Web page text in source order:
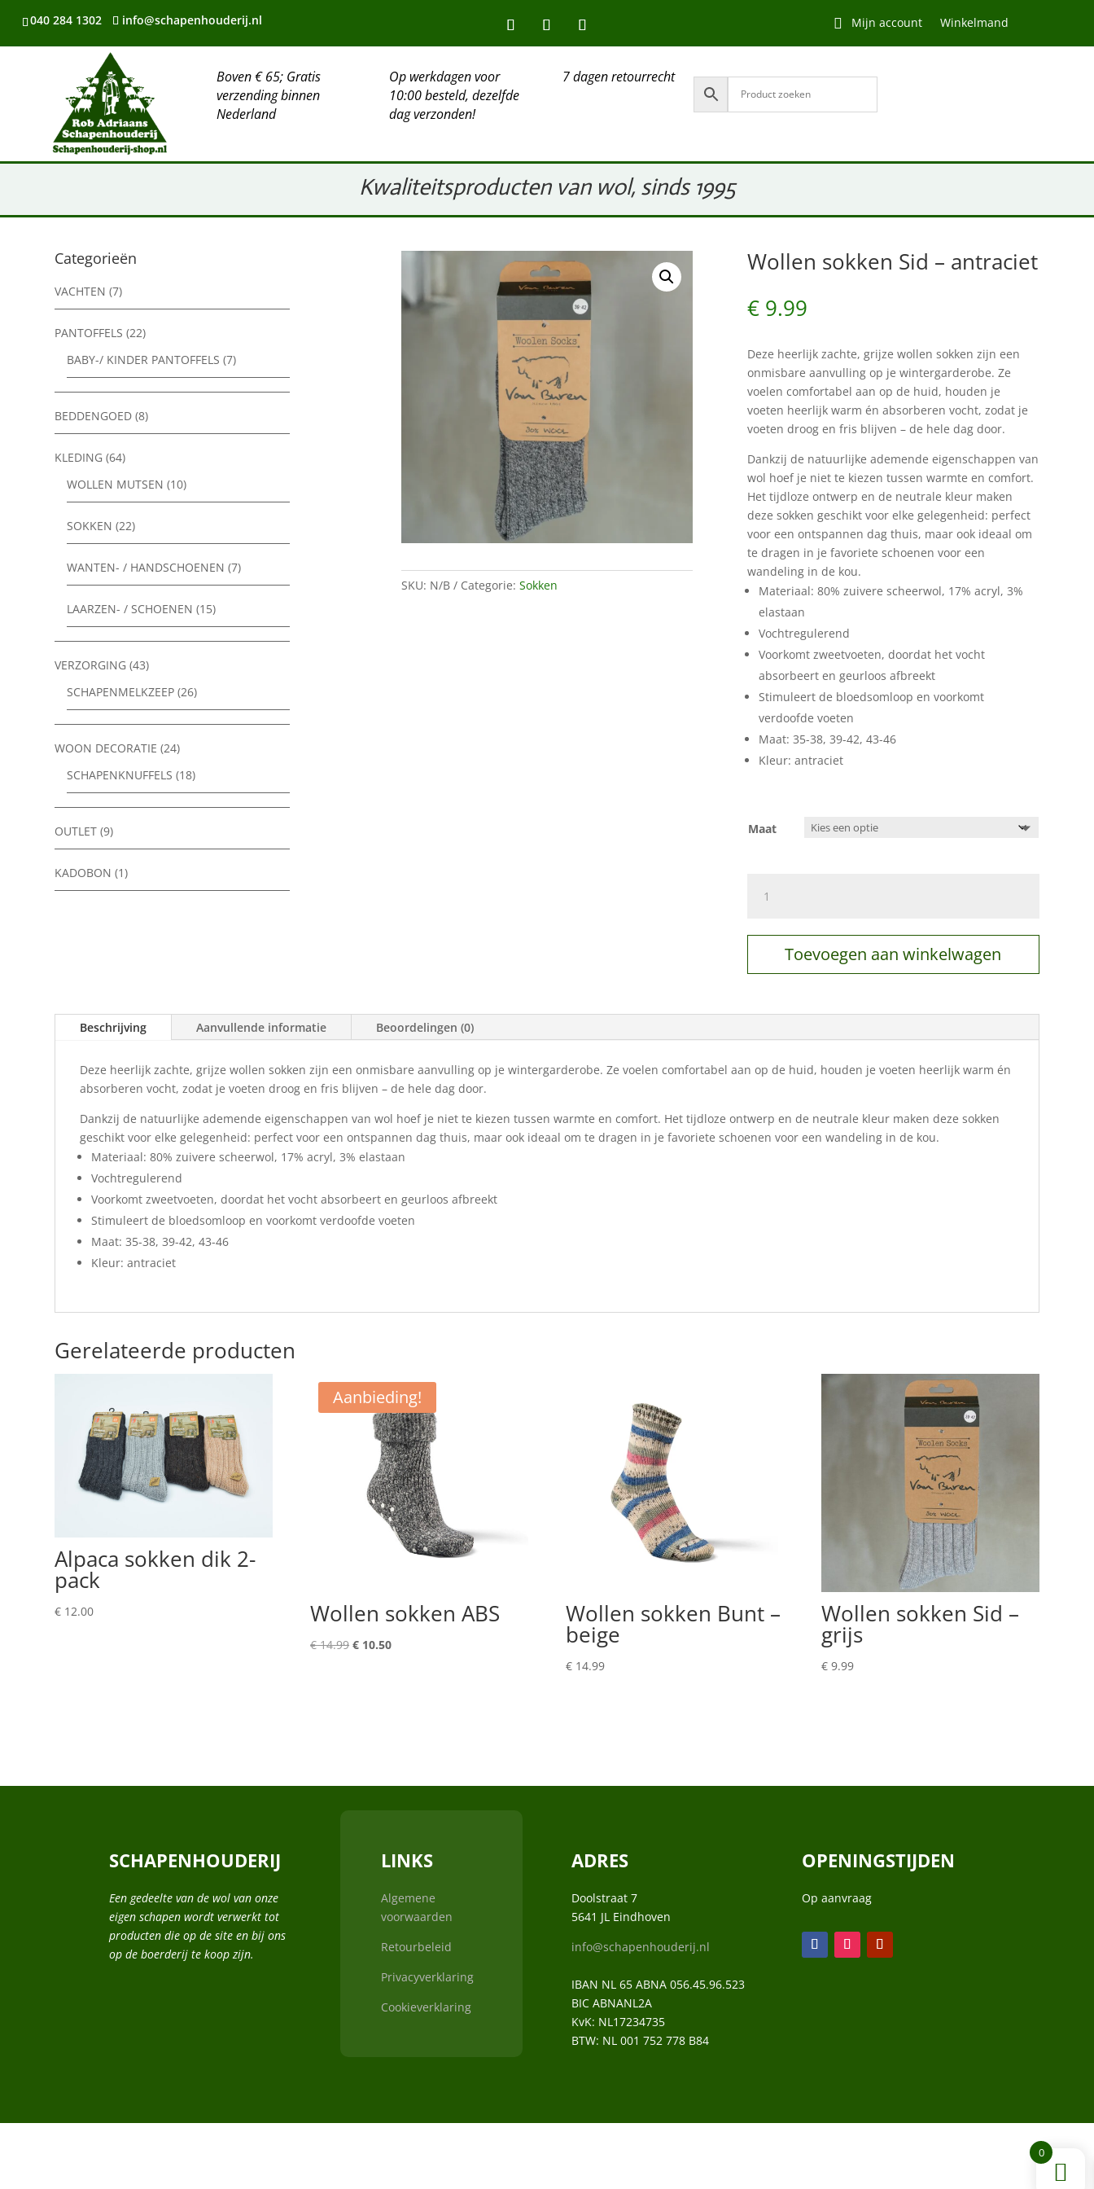
040 284 1302 info@schapenhouderij.nl Mijn account Winkelmand
Boven € 65; Gratis
verzending binnen
Nederland
Op werkdagen voor
10:00 besteld, dezelfde
dag verzonden!
7 dagen retourrecht
Kwaliteitsproducten van wol, sinds 1995
Categorieën
VACHTEN (7)
PANTOFFELS (22)
BABY-/ KINDER PANTOFFELS (7)
BEDDENGOED (8)
KLEDING (64)
WOLLEN MUTSEN (10)
SOKKEN (22)
WANTEN- / HANDSCHOENEN (7)
LAARZEN- / SCHOENEN (15)
VERZORGING (43)
SCHAPENMELKZEEP (26)
WOON DECORATIE (24)
SCHAPENKNUFFELS (18)
OUTLET (9)
KADOBON (1)
SKU: N/B Categorie: Sokken
Wollen sokken Sid – antraciet
€9.99
Deze heerlijk zachte, grijze wollen sokken zijn een
onmisbare aanvulling op je wintergarderobe. Ze
voelen comfortabel aan op de huid, houden je
voeten heerlijk warm én absorberen vocht, zodat je
voeten droog en fris blijven – de hele dag door.
Dankzij de natuurlijke ademende eigenschappen van
wol hoef je niet te kiezen tussen warmte en comfort.
Het tijdloze ontwerp en de neutrale kleur maken
deze sokken geschikt voor elke gelegenheid: perfect
voor een ontspannen dag thuis, maar ook ideaal om
te dragen in je favoriete schoenen voor een
wandeling in de kou.
Materiaal: 80% zuivere scheerwol, 17% acryl, 3%
elastaan
Vochtregulerend
Voorkomt zweetvoeten, doordat het vocht
absorbeert en geurloos afbreekt
Stimuleert de bloedsomloop en voorkomt
verdoofde voeten
Maat: 35-38, 39-42, 43-46
Kleur: antraciet
Maat
sokken
-
antraciet
aantal
Toevoegen aan winkelwagen
Beschrijving Aanvullende informatie Beoordelingen (0)
Deze heerlijk zachte, grijze wollen sokken zijn een onmisbare aanvulling op je wintergarderobe. Ze voelen comfortabel aan op de huid, houden je voeten heerlijk warm én
absorberen vocht, zodat je voeten droog en fris blijven – de hele dag door.
Dankzij de natuurlijke ademende eigenschappen van wol hoef je niet te kiezen tussen warmte en comfort. Het tijdloze ontwerp en de neutrale kleur maken deze sokken
geschikt voor elke gelegenheid: perfect voor een ontspannen dag thuis, maar ook ideaal om te dragen in je favoriete schoenen voor een wandeling in de kou.
Materiaal: 80% zuivere scheerwol, 17% acryl, 3% elastaan
Vochtregulerend
Voorkomt zweetvoeten, doordat het vocht absorbeert en geurloos afbreekt
Stimuleert de bloedsomloop en voorkomt verdoofde voeten
Maat: 35-38, 39-42, 43-46
Kleur: antraciet
Gerelateerde producten
Alpaca sokken dik 2-
pack
€ 12.00
Aanbieding!
Wollen sokken ABS
€14.99 Oorspronkelijke
€ 10.50Huidige
Wollen sokken Bunt –
beige
€14.99
Wollen sokken Sid –
grijs
€9.99
SCHAPENHOUDERIJ
Een gedeelte van de wol van onze
eigen schapen wordt verwerkt tot
producten die op de site en bij ons
op de boerderij te koop zijn.
LINKS
Algemene
voorwaarden
Retourbeleid
Privacyverklaring
Cookieverklaring
ADRES
Doolstraat 7
5641 JL Eindhoven
info@schapenhouderij.nl
IBAN NL 65 ABNA 056.45.96.523
BIC ABNANL2A
KvK: NL17234735
BTW: NL 001 752 778 B84
OPENINGSTIJDEN
Op aanvraag
0